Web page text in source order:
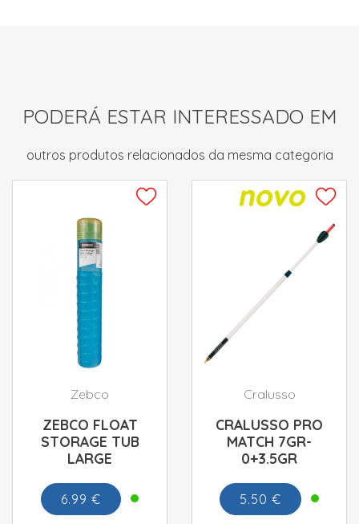
PODERÁ ESTAR INTERESSADO EM
outros produtos relacionados da mesma categoria
Zebco
ZEBCO FLOAT
STORAGE TUB
LARGE
6.99 €
Cralusso
CRALUSSO PRO
MATCH 7GR-
0+3.5GR
5.50 €